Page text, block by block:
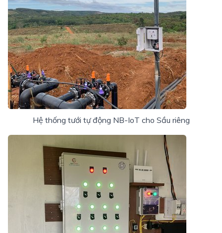
Hệ thống tưới tự động NB-IoT cho Sầu riêng